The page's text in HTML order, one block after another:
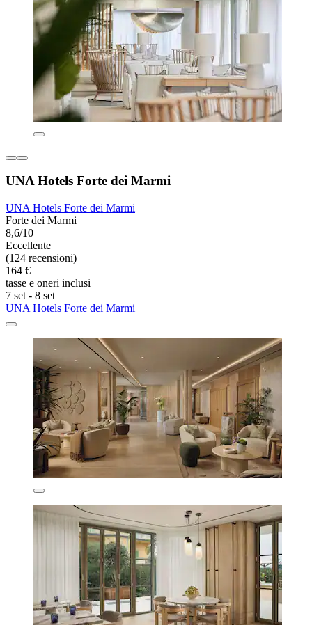
UNA Hotels Forte dei Marmi
UNA Hotels Forte dei Marmi
Forte dei Marmi
8,6/10
Eccellente
(124 recensioni)
164 €
tasse e oneri inclusi
7 set - 8 set
UNA Hotels Forte dei Marmi